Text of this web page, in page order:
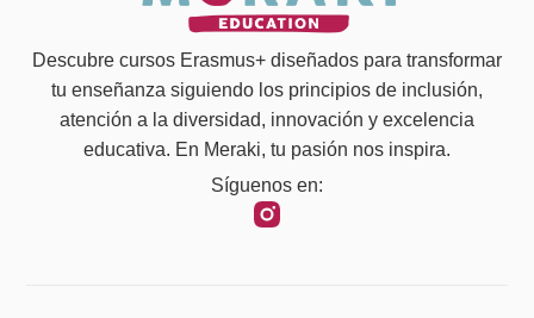
Descubre cursos Erasmus+ diseñados para transformar
tu enseñanza siguiendo los principios de inclusión,
atención a la diversidad, innovación y excelencia
educativa. En Meraki, tu pasión nos inspira.
Síguenos en: